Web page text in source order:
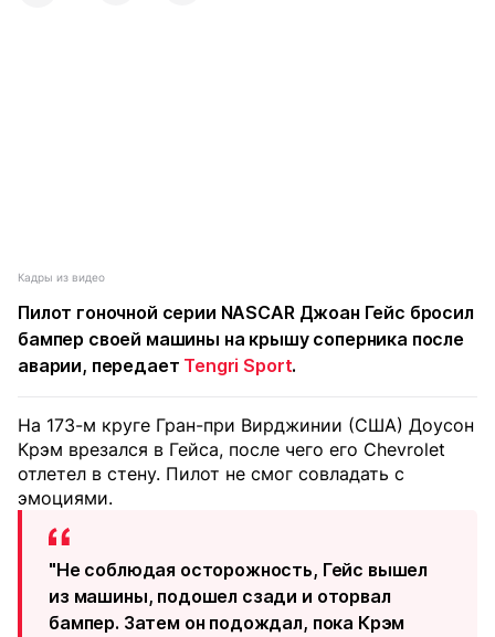
Кадры из видео
Пилот гоночной серии NASCAR Джоан Гейс бросил
бампер своей машины на крышу соперника после
аварии, передает Tengri Sport.
На 173-м круге Гран-при Вирджинии (США) Доусон
Крэм врезался в Гейса, после чего его Chevrolet
отлетел в стену. Пилот не смог совладать с
эмоциями.
"Не соблюдая осторожность, Гейс вышел
из машины, подошел сзади и оторвал
бампер. Затем он подождал, пока Крэм